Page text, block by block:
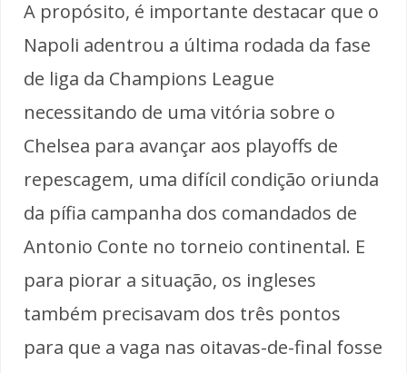
A propósito, é importante destacar que o
Napoli adentrou a última rodada da fase
de liga da Champions League
necessitando de uma vitória sobre o
Chelsea para avançar aos playoffs de
repescagem, uma difícil condição oriunda
da pífia campanha dos comandados de
Antonio Conte no torneio continental. E
para piorar a situação, os ingleses
também precisavam dos três pontos
para que a vaga nas oitavas-de-final fosse